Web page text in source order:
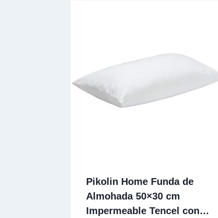
Pikolin Home Funda de
Almohada 50×30 cm
Impermeable Tencel con…